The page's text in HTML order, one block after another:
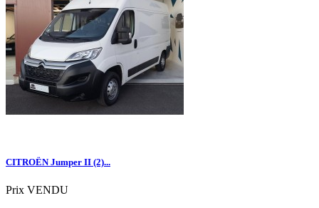
CITROËN Jumper II (2)...
Prix VENDU